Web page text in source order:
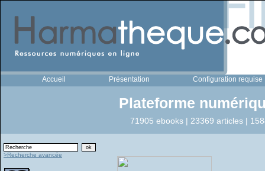
Accueil Présentation Configuration requise
Plateforme
71905 ebooks | 23369 articles |
>Recherche avancée